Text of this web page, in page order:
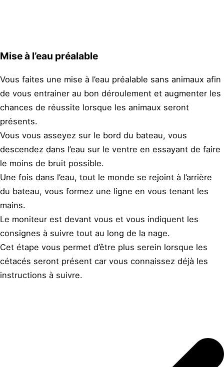
Mise à l’eau préalable
Vous faites une mise à l’eau préalable sans animaux afin
de vous entrainer au bon déroulement et augmenter les
chances de réussite lorsque les animaux seront
présents.
Vous vous asseyez sur le bord du bateau, vous
descendez dans l’eau sur le ventre en essayant de faire
le moins de bruit possible.
Une fois dans l’eau, tout le monde se rejoint à l’arrière
du bateau, vous formez une ligne en vous tenant les
mains.
Le moniteur est devant vous et vous indiquent les
consignes à suivre tout au long de la nage.
Cet étape vous permet d’être plus serein lorsque les
cétacés seront présent car vous connaissez déjà les
instructions à suivre.